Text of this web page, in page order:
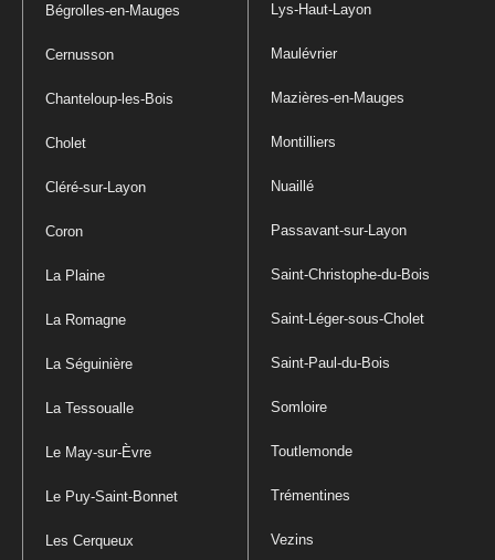
Bégrolles-en-Mauges
Cernusson
Chanteloup-les-Bois
Cholet
Cléré-sur-Layon
Coron
La Plaine
La Romagne
La Séguinière
La Tessoualle
Le May-sur-Èvre
Le Puy-Saint-Bonnet
Les Cerqueux
Lys-Haut-Layon
Maulévrier
Mazières-en-Mauges
Montilliers
Nuaillé
Passavant-sur-Layon
Saint-Christophe-du-Bois
Saint-Léger-sous-Cholet
Saint-Paul-du-Bois
Somloire
Toutlemonde
Trémentines
Vezins